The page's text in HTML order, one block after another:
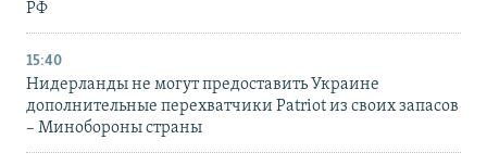
РФ
15:40
Нидерланды не могут предоставить Украине
дополнительные перехватчики Patriot из своих запасов
– Минобороны страны